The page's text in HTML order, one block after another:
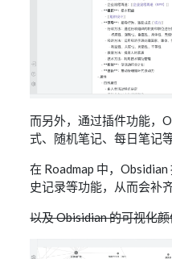
而另外，通过插件功能，
式、随机笔记、每日笔记
在 Roadmap 中，
史记录等功能，从而会补
以及 Obisidian 的可视化